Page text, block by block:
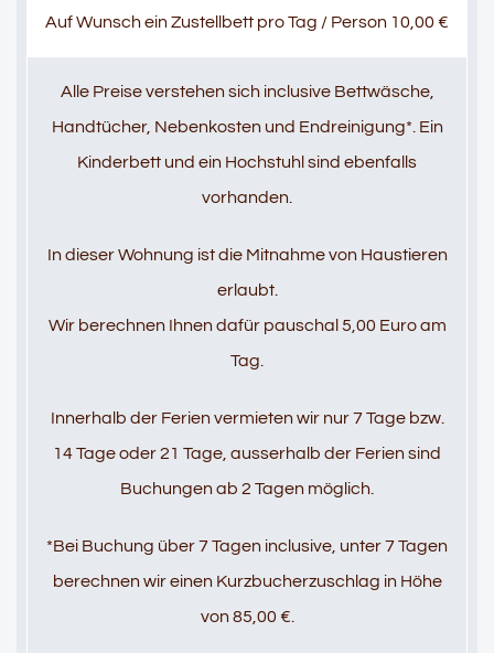
Auf Wunsch ein Zustellbett pro Tag / Person 10,00 €
Alle Preise verstehen sich inclusive Bettwäsche,
Handtücher, Nebenkosten und Endreinigung*. Ein
Kinderbett und ein Hochstuhl sind ebenfalls
vorhanden.
In dieser Wohnung ist die Mitnahme von Haustieren
erlaubt.
Wir berechnen Ihnen dafür pauschal 5,00 Euro am
Tag.
Innerhalb der Ferien vermieten wir nur 7 Tage bzw.
14 Tage oder 21 Tage, ausserhalb der Ferien sind
Buchungen ab 2 Tagen möglich.
*Bei Buchung über 7 Tagen inclusive, unter 7 Tagen
berechnen wir einen Kurzbucherzuschlag in Höhe
von 85,00 €.